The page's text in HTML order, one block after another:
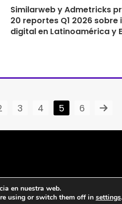
Similarweb y Admetricks
20 reportes Q1 2026 sobre
digital en Latinoamérica y
3 4 5 6
en nuestra web.
using or switch them off in settings.